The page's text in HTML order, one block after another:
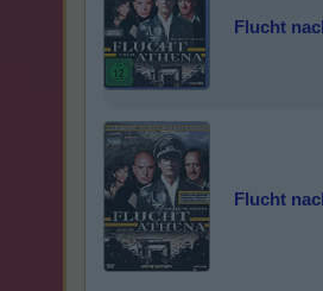
Flucht
Flucht